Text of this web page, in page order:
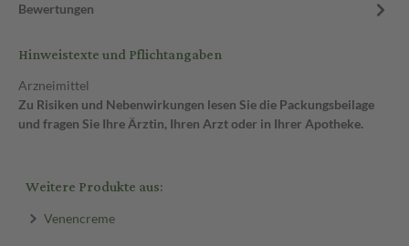
Bewertungen
Hinweistexte und Pflichtangaben
Arzneimittel
Zu Risiken und Nebenwirkungen lesen Sie die Packungsbeilage
und fragen Sie Ihre Ärztin, Ihren Arzt oder in Ihrer Apotheke.
Weitere Produkte aus:
Venencreme